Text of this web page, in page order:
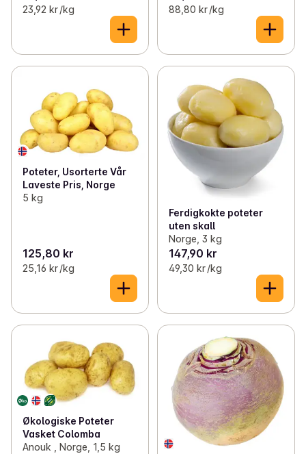
23,92 kr /kg 88,80 kr /kg
Poteter, Usorterte Vår
Laveste Pris, Norge
5 kg
125,80 kr
25,16 kr /kg
Ferdigkokte poteter
uten skall
Norge, 3 kg
147,90 kr
49,30 kr /kg
Økologiske Poteter
Vasket Colomba
Anouk , Norge, 1,5 kg